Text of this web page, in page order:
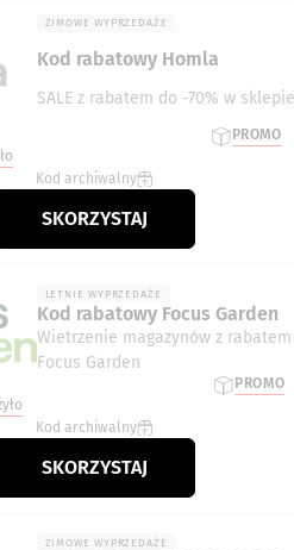
ZIMOWE WYPRZEDAŻE
Kod rabatowy Homla
SALE z rabatem do -70% w
PROMO
Kod archiwalny
SKORZYSTAJ
LETNIE WYPRZEDAŻE
Kod rabatowy Focus Garden
Wietrzenie magazynów z
Focus Garden
PROMO
Kod archiwalny
SKORZYSTAJ
ZIMOWE WYPRZEDAŻE